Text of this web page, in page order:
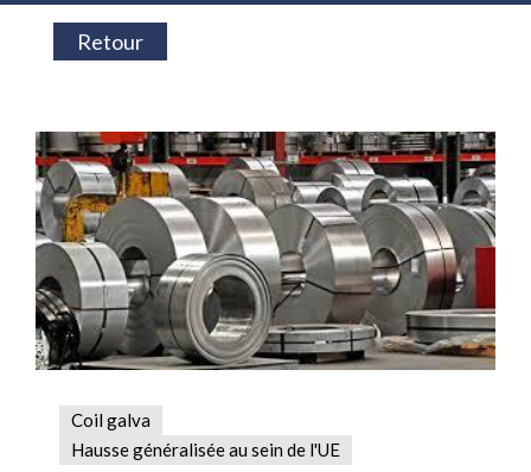
Retour
Coil galva
Hausse généralisée au sein de l'UE